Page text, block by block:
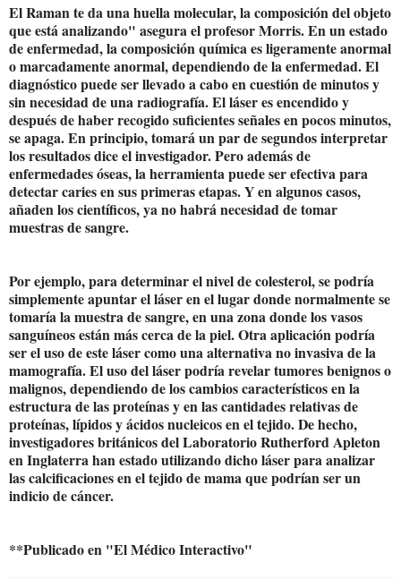
El Raman te da una huella molecular, la composición del objeto
que está analizando" asegura el profesor Morris. En un estado
de enfermedad, la composición química es ligeramente anormal
o marcadamente anormal, dependiendo de la enfermedad. El
diagnóstico puede ser llevado a cabo en cuestión de minutos y
sin necesidad de una radiografía. El láser es encendido y
después de haber recogido suficientes señales en pocos minutos,
se apaga. En principio, tomará un par de segundos interpretar
los resultados dice el investigador. Pero además de
enfermedades óseas, la herramienta puede ser efectiva para
detectar caries en sus primeras etapas. Y en algunos casos,
añaden los científicos, ya no habrá necesidad de tomar
muestras de sangre.
Por ejemplo, para determinar el nivel de colesterol, se podría
simplemente apuntar el láser en el lugar donde normalmente se
tomaría la muestra de sangre, en una zona donde los vasos
sanguíneos están más cerca de la piel. Otra aplicación podría
ser el uso de este láser como una alternativa no invasiva de la
mamografía. El uso del láser podría revelar tumores benignos o
malignos, dependiendo de los cambios característicos en la
estructura de las proteínas y en las cantidades relativas de
proteínas, lípidos y ácidos nucleicos en el tejido. De hecho,
investigadores británicos del Laboratorio Rutherford Apleton
en Inglaterra han estado utilizando dicho láser para analizar
las calcificaciones en el tejido de mama que podrían ser un
indicio de cáncer.
**Publicado en "El Médico Interactivo"